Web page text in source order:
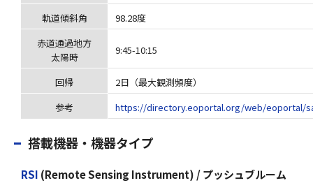
軌道傾斜角
98.28度
赤道通過地方
太陽時
9:45-10:15
回帰
2日（最大観測頻度）
参考
https://directory.eoportal.org/web/eoportal/
搭載機器・機器タイプ
RSI (Remote Sensing Instrument) / プッシュブルーム